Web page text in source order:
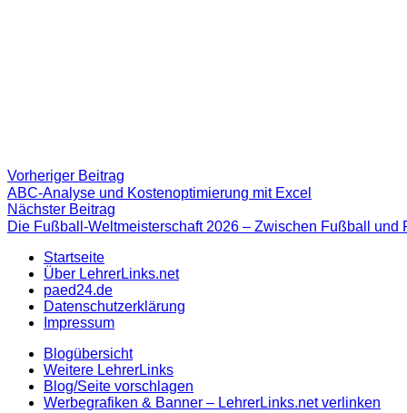
Beitragsnavigation
Vorheriger Beitrag
Beitrag:
ABC-Analyse und Kostenoptimierung mit Excel
Nächster Beitrag
Beitrag
Die Fußball-Weltmeisterschaft 2026 – Zwischen Fußball und
Startseite
Über LehrerLinks.net
paed24.de
Datenschutzerklärung
Impressum
Blogübersicht
Weitere LehrerLinks
Blog/Seite vorschlagen
Werbegrafiken & Banner – LehrerLinks.net verlinken